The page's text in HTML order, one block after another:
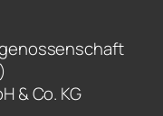
& Co. KG